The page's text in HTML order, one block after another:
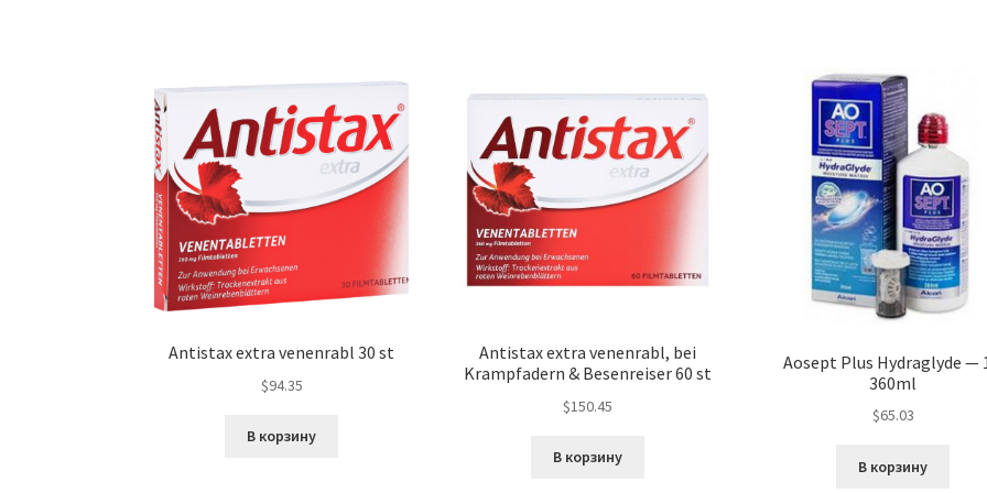
Antistax extra venenrabl 30 st
$94.35
В корзину
Antistax extra venenrabl, bei
Krampfadern & Besenreiser 60 st
$150.45
В корзину
Aosept Plus Hydraglyde —
360ml
$65.03
В корзину